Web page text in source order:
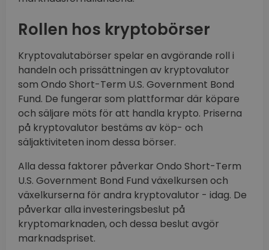
Rollen hos kryptobörser
Kryptovalutabörser spelar en avgörande roll i
handeln och prissättningen av kryptovalutor
som Ondo Short-Term U.S. Government Bond
Fund. De fungerar som plattformar där köpare
och säljare möts för att handla krypto. Priserna
på kryptovalutor bestäms av köp- och
säljaktiviteten inom dessa börser.
Alla dessa faktorer påverkar Ondo Short-Term
U.S. Government Bond Fund växelkursen och
växelkurserna för andra kryptovalutor - idag. De
påverkar alla investeringsbeslut på
kryptomarknaden, och dessa beslut avgör
marknadspriset.